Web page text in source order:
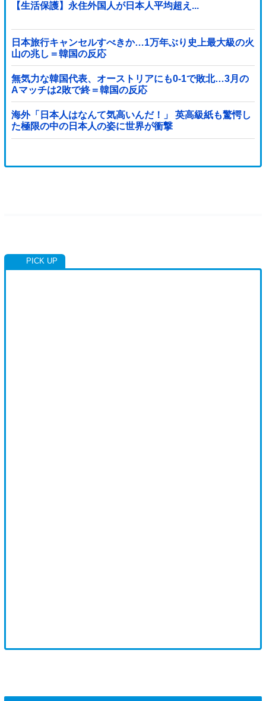
【生活保護】永住外国人が日本人平均超え...
日本旅行キャンセルすべきか…1万年ぶり史上最大級の火
山の兆し＝韓国の反応
無気力な韓国代表、オーストリアにも0-1で敗北…3月の
Aマッチは2敗で終＝韓国の反応
海外「日本人はなんて気高いんだ！」 英高級紙も驚愕し
た極限の中の日本人の姿に世界が衝撃